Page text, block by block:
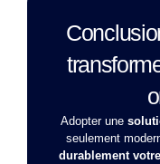
Adopter une
seulement
durablement